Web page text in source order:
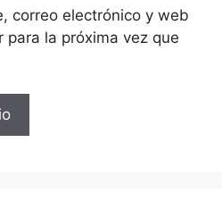
correo electrónico y web
para la próxima vez que